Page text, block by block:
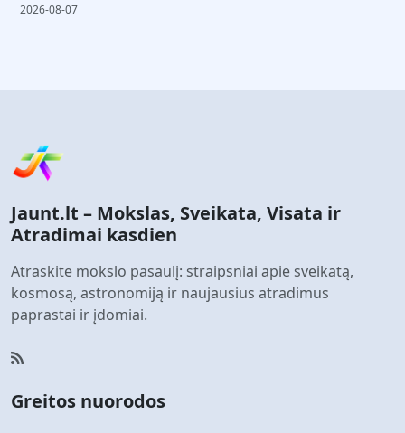
2026-08-07
Jaunt.lt – Mokslas, Sveikata, Visata ir
Atradimai kasdien
Atraskite mokslo pasaulį: straipsniai apie sveikatą,
kosmosą, astronomiją ir naujausius atradimus
paprastai ir įdomiai.
Greitos nuorodos